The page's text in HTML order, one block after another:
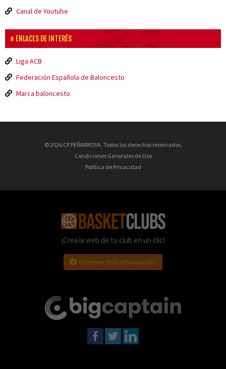
Canal de Youtube
ENLACES DE INTERÉS
Liga ACB
Federación Española de Baloncesto
Marca baloncesto
© 2026 CP PEÑARROYA. Todos los derechos reservados.
Condiciones Generales de Uso
Política de Privacidad
¡Crea la web de tu club en un clic!
Obtener más información